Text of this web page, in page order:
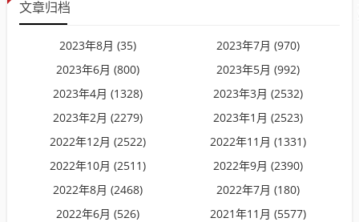
文章归档
2023年8月 (35)
2023年7月 (970)
2023年6月 (800)
2023年5月 (992)
2023年4月 (1328)
2023年3月 (2532)
2023年2月 (2279)
2023年1月 (2523)
2022年12月 (2522)
2022年11月 (1331)
2022年10月 (2511)
2022年9月 (2390)
2022年8月 (2468)
2022年7月 (180)
2022年6月 (526)
2021年11月 (5577)